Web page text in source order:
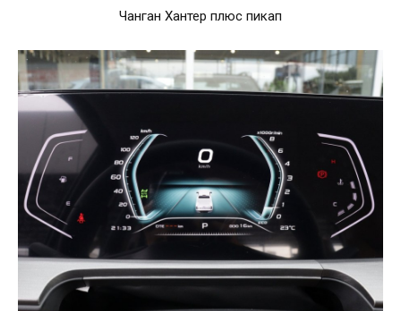
Чанган Хантер плюс пикап